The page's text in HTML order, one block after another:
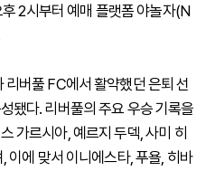
2시부터 예매 플랫폼 야놀자(N
버풀 FC에서 활약했던 은퇴 선
됐다. 리버풀의 주요 우승 기록을
가르시아, 예르지 두덱, 사미 히
이에 맞서 이니에스타, 푸욜, 히바